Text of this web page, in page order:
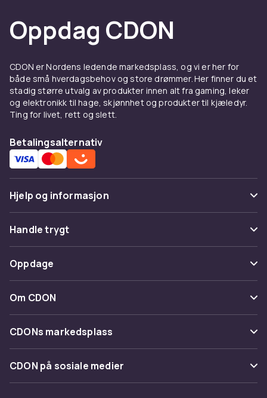
Oppdag CDON
CDON er Nordens ledende markedsplass, og vi er her for
både små hverdagsbehov og store drømmer. Her finner du et
stadig større utvalg av produkter innen alt fra gaming, leker
og elektronikk til hage, skjønnhet og produkter til kjæledyr.
Ting for livet, rett og slett.
Betalingsalternativ
Hjelp og informasjon
Vanlige spørsmål
Spor pakke
Angre & returner her
Kontakt oss
Handle trygt
Betaling
Levering
Tilbakekallinger
Oppdage
Kategorier
Varemerker
Om CDON
Om oss
Kundeanmeldelser
Jobbe på CDON
CDONs markedsplass
Merchant Help Center
CDON på sosiale medier